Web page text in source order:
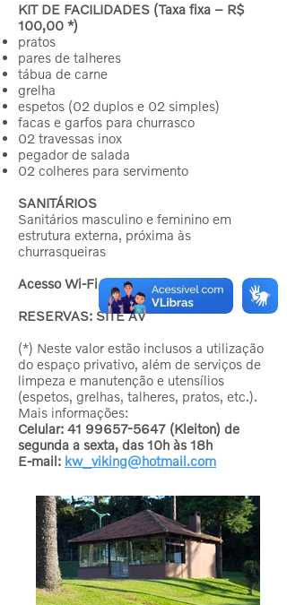
KIT DE FACILIDADES (Taxa fixa – R$
100,00 *)
pratos
pares de talheres
tábua de carne
grelha
espetos (02 duplos e 02 simples)
facas e garfos para churrasco
02 travessas inox
pegador de salada
02 colheres para servimento
SANITÁRIOS
Sanitários masculino e feminino em
estrutura externa, próxima às
churrasqueiras
Acesso Wi-Fi AV
RESERVAS: SITE AV
(*) Neste valor estão inclusos a utilização
do espaço privativo, além de serviços de
limpeza e manutenção e utensílios
(espetos, grelhas, talheres, pratos, etc.).
Mais informações:
Celular: 41 99657-5647 (Kleiton) de
segunda a sexta, das 10h às 18h
E-mail: kw_viking@hotmail.com